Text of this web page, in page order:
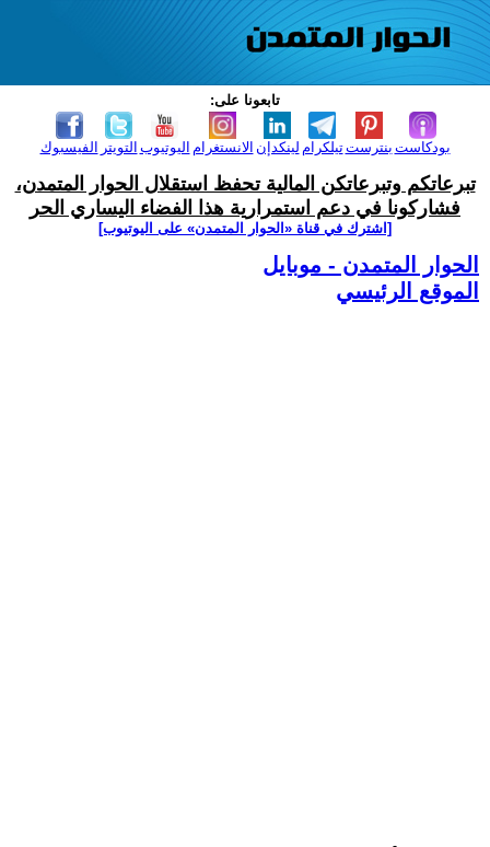
تابعونا على:
الفيسبوك التويتر اليوتيوب الانستغرام لينكدإن تيلكرامبنترست بودكاست
تبرعاتكم وتبرعاتكن المالية تحفظ استقلال الحوار المتمدن،
فشاركونا في دعم استمرارية هذا الفضاء اليساري الحر
[اشترك في قناة ‫«الحوار المتمدن» على اليوتيوب]
الحوار المتمدن - موبايل
الموقع الرئيسي